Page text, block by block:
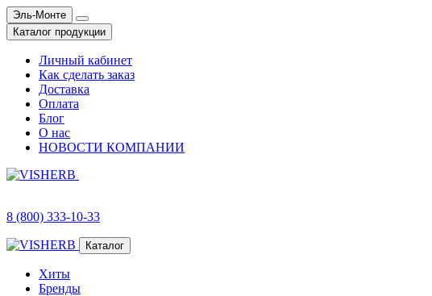
Эль-Монте
Каталог продукции
Личный кабинет
Как сделать заказ
Доставка
Оплата
Блог
О нас
НОВОСТИ КОМПАНИИ
8 (800) 333-10-33
Каталог
Хиты
Бренды